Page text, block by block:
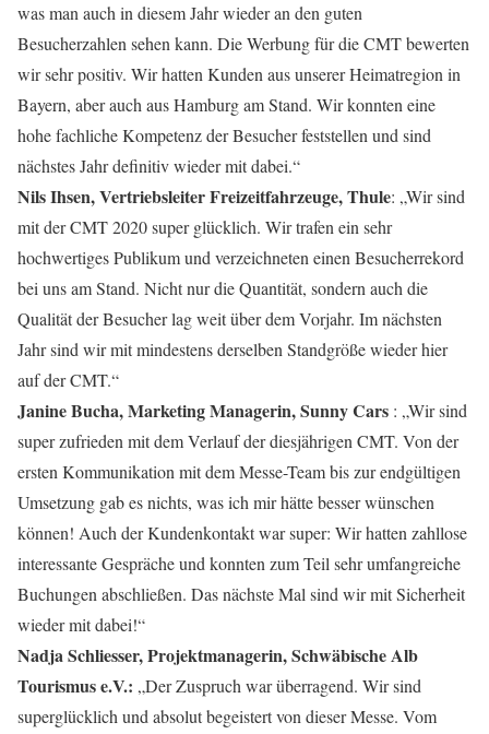
was man auch in diesem Jahr wieder an den guten
Besucherzahlen sehen kann. Die Werbung für die CMT bewerten
wir sehr positiv. Wir hatten Kunden aus unserer Heimatregion in
Bayern, aber auch aus Hamburg am Stand. Wir konnten eine
hohe fachliche Kompetenz der Besucher feststellen und sind
nächstes Jahr definitiv wieder mit dabei.“
Nils Ihsen, Vertriebsleiter Freizeitfahrzeuge, Thule: „Wir sind
mit der CMT 2020 super glücklich. Wir trafen ein sehr
hochwertiges Publikum und verzeichneten einen Besucherrekord
bei uns am Stand. Nicht nur die Quantität, sondern auch die
Qualität der Besucher lag weit über dem Vorjahr. Im nächsten
Jahr sind wir mit mindestens derselben Standgröße wieder hier
auf der CMT.“
Janine Bucha, Marketing Managerin, Sunny Cars : „Wir sind
super zufrieden mit dem Verlauf der diesjährigen CMT. Von der
ersten Kommunikation mit dem Messe-Team bis zur endgültigen
Umsetzung gab es nichts, was ich mir hätte besser wünschen
können! Auch der Kundenkontakt war super: Wir hatten zahllose
interessante Gespräche und konnten zum Teil sehr umfangreiche
Buchungen abschließen. Das nächste Mal sind wir mit Sicherheit
wieder mit dabei!“
Nadja Schliesser, Projektmanagerin, Schwäbische Alb
Tourismus e.V.: „Der Zuspruch war überragend. Wir sind
superglücklich und absolut begeistert von dieser Messe. Vom